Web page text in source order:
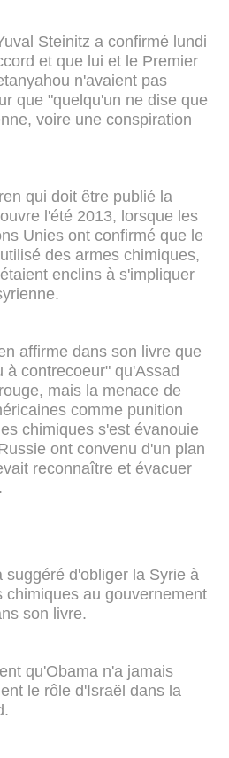
Steinitz a confirmé lundi
et que lui et le Premier
n'avaient pas
que "quelqu'un ne dise que
voire une conspiration
qui doit être publié la
l'été 2013, lorsque les
Unies ont confirmé que le
des armes chimiques,
enclins à s'impliquer
affirme dans son livre que
à contrecoeur" qu'Assad
mais la menace de
comme punition
chimiques s'est évanouie
ont convenu d'un plan
reconnaître et évacuer
suggéré d'obliger la Syrie à
chimiques au gouvernement
son livre.
qu'Obama n'a jamais
le rôle d'Israël dans la